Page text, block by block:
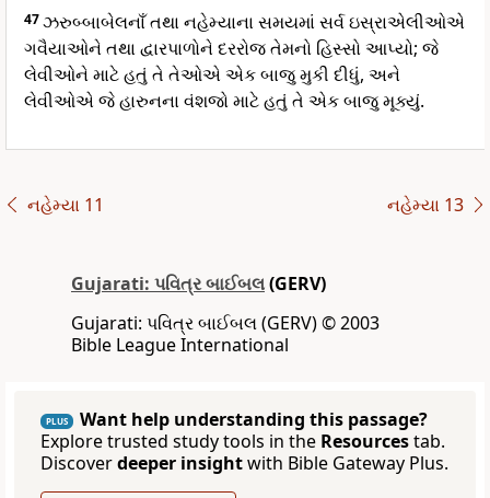
47ઝરુબ્બાબેલનાઁ તથા નહેમ્યાના સમયમાં સર્વ ઇસ્રાએલીઓએ
ગવૈયાઓને તથા દ્વારપાળોને દરરોજ તેમનો હિસ્સો આપ્યો; જે
લેવીઓને માટે હતું તે તેઓએ એક બાજુ મુકી દીધું, અને
લેવીઓએ જે હારુનના વંશજો માટે હતું તે એક બાજુ મૂક્યું.
નહેમ્યા 11 નહેમ્યા 13
Gujarati: પવિત્ર બાઈબલ(GERV)
Gujarati: પવિત્ર બાઈબલ (GERV) © 2003
Bible League International
PLUS
Want help understanding this passage?
Explore trusted study tools in the Resourcestab.
Discoverdeeper insightwith Bible Gateway Plus.